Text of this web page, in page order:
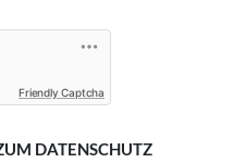
Friendly Captcha
DATENSCHUTZ